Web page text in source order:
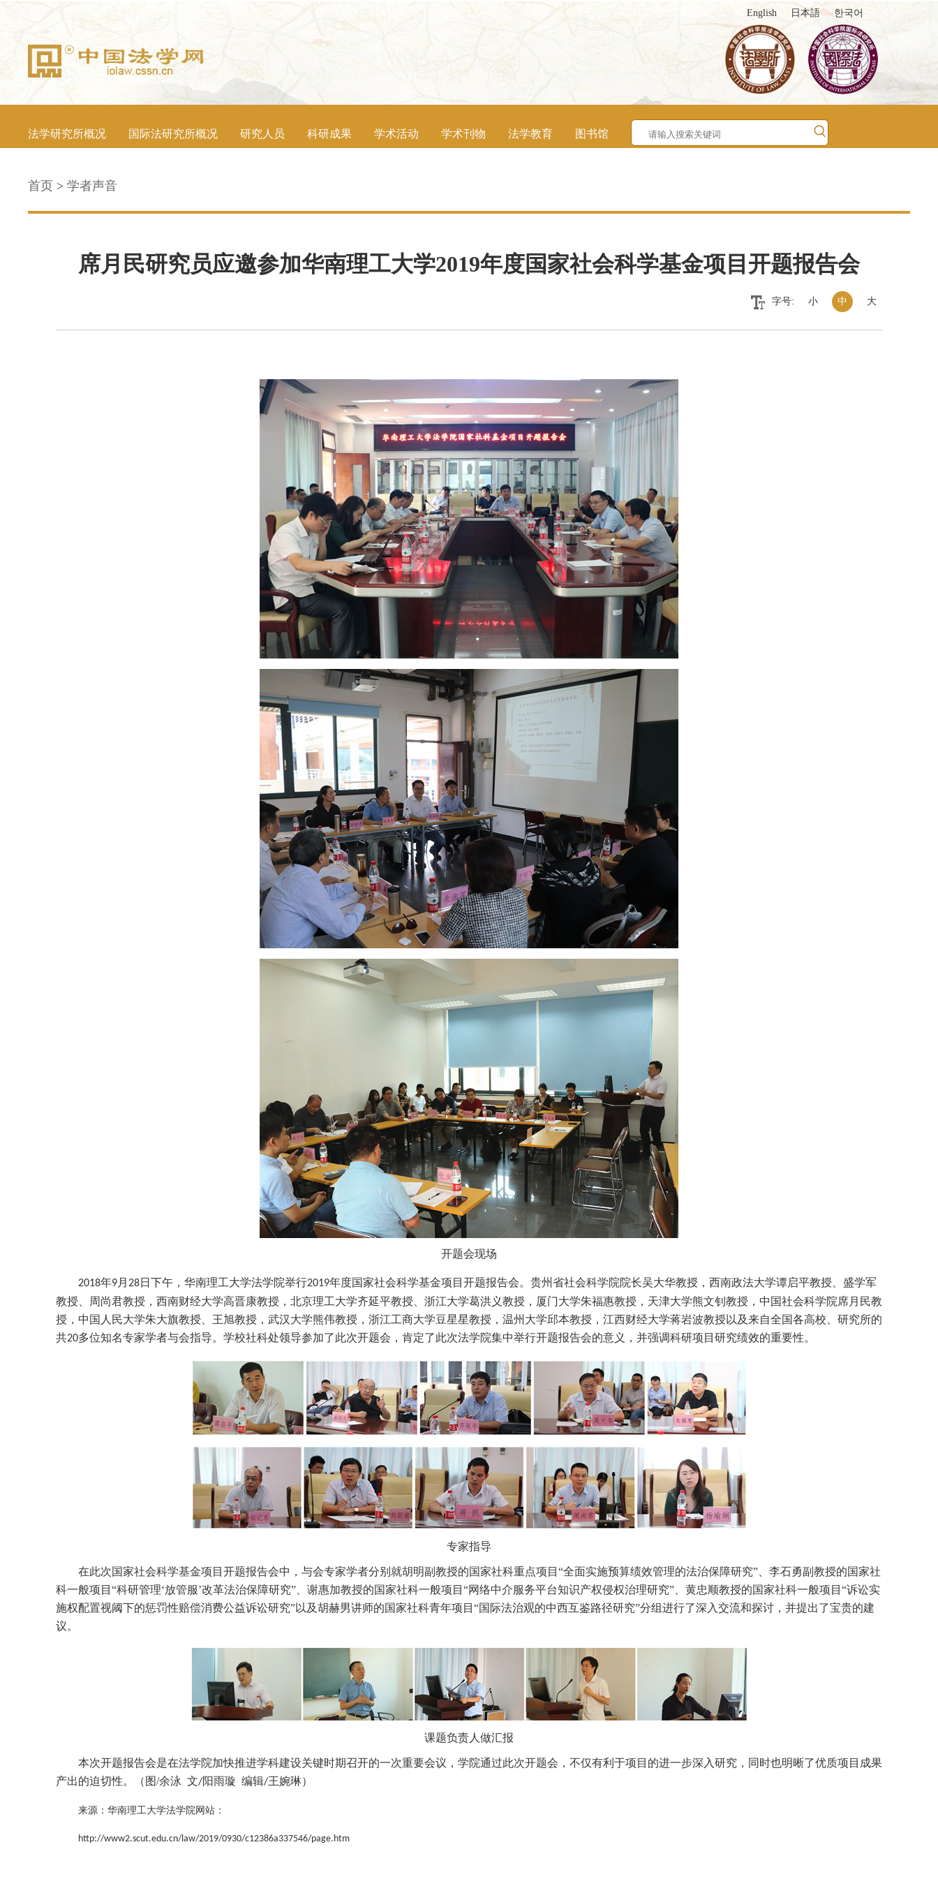
English 日本語 한국어
法学研究所概况 国际法研究所概况 研究人员 科研成果 学术活动 学术刊物 法学教育 图书馆
首页 > 学者声音
席月民研究员应邀参加华南理工大学2019年度国家社会科学基金项目开题报告会
字号: 小 中 大
开题会现场
2018年9月 28日下午，华南理工大学法学院举行2019年度国家社会科学基金项目开题报告会。贵州省社会科学院院长吴大华教授，西南政法大学谭启平教授、盛学军
教授、周尚君教授，西南财经大学高晋康教授，北京理工大学齐延平教授、浙江大学葛洪义教授，厦门大学朱福惠教授，天津大学熊文钊教授，中国社会科学院席月民教
授，中国人民大学朱大旗教授、王旭教授，武汉大学熊伟教授，浙江工商大学豆星星教授，温州大学邱本教授，江西财经大学蒋岩波教授以及来自全国各高校、研究所的
共20多位知名专家学者与会指导。学校社科处领导参加了此次开题会，肯定了此次法学院集中举行开题报告会的意义，并强调科研项目研究绩效的重要性。
专家指导
在此次国家社会科学基金项目开题报告会中，与会专家学者分别就胡明副教授的国家社科重点项目 “全面实施预算绩效管理的法治保障研究”、李石勇副教授的国家社
科一般项目“科研管理‘放管服’改革法治保障研究”、谢惠加教授的国家社科一般项目“网络中介服务平台知识产权侵权治理研究”、黄忠顺教授的国家社科一般项目“诉讼实
施权配置视阈下的惩罚性赔偿消费公益诉讼研究”以及胡赫男讲师的国家社科青年项目“国际法治观的中西互鉴路径研究”分组进行了深入交流和探讨，并提出了宝贵的建
议。
课题负责人做汇报
本次开题报告会是在法学院加快推进学科建设关键时期召开的一次重要会议，学院通过此次开题会，不仅有利于项目的进一步深入研究，同时也明晰了优质项目成果
产出的迫切性。（图/余泳 文/阳雨璇 编辑/王婉琳）
来源：华南理工大学法学院网站：
http://www2.scut.edu.cn/law/2019/0930/c12386a337546/page.htm